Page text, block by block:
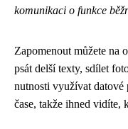
komunikaci o funkce
Zapomenout můžete na
psát delší texty, sdílet
nutnosti využívat
čase, takže ihned vidíte,